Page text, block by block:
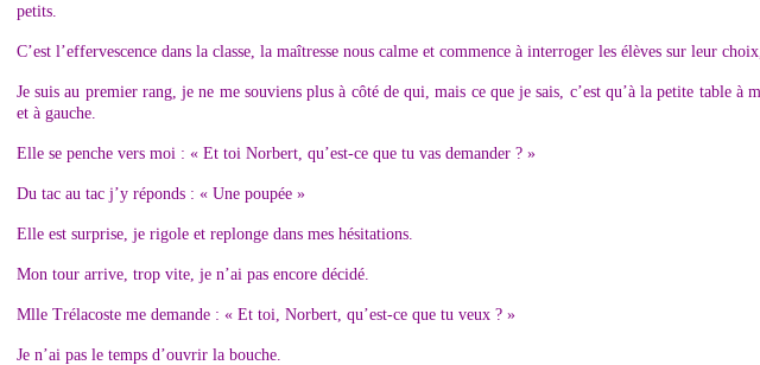
petits.
C’est l’effervescence dans la classe, la maîtresse nous calme et commence à interroger les élèves sur leur
Je suis au premier rang, je ne me souviens plus à côté de qui, mais ce que je sais, c’est qu’à la petite table
et à gauche.
Elle se penche vers moi : « Et toi Norbert, qu’est-ce que tu vas demander ? »
Du tac au tac j’y réponds : « Une poupée »
Elle est surprise, je rigole et replonge dans mes hésitations.
Mon tour arrive, trop vite, je n’ai pas encore décidé.
Mlle Trélacoste me demande : « Et toi, Norbert, qu’est-ce que tu veux ? »
Je n’ai pas le temps d’ouvrir la bouche.